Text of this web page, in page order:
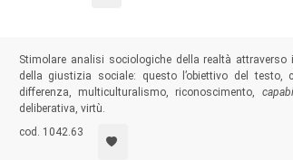
Stimolare analisi sociologiche della realtà
della giustizia sociale: questo l’obiettivo del
differenza, multiculturalismo, riconoscimento,
deliberativa, virtù.
cod. 1042.63